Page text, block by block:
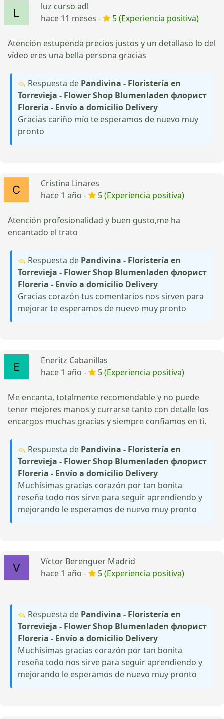
luz curso adl
hace 11 meses -
5 (Experiencia positiva)
Atención estupenda precios justos y un detallaso lo del
vídeo eres una bella persona gracias
Respuesta de Pandivina - Floristería en
Torrevieja - Flower Shop Blumenladen флорист
Floreria - Envío a domicilio Delivery
Gracias cariño mío te esperamos de nuevo muy
pronto
Cristina Linares
hace 1 año -
5 (Experiencia positiva)
Atención profesionalidad y buen gusto,me ha
encantado el trato
Respuesta de Pandivina - Floristería en
Torrevieja - Flower Shop Blumenladen флорист
Floreria - Envío a domicilio Delivery
Gracias corazón tus comentarios nos sirven para
mejorar te esperamos de nuevo muy pronto
Eneritz Cabanillas
hace 1 año -
5 (Experiencia positiva)
Me encanta, totalmente recomendable y no puede
tener mejores manos y currarse tanto con detalle los
encargos muchas gracias y siempre confiamos en ti.
Respuesta de Pandivina - Floristería en
Torrevieja - Flower Shop Blumenladen флорист
Floreria - Envío a domicilio Delivery
Muchísimas gracias corazón por tan bonita
reseña todo nos sirve para seguir aprendiendo y
mejorando le esperamos de nuevo muy pronto
Víctor Berenguer Madrid
hace 1 año -
5 (Experiencia positiva)
Respuesta de Pandivina - Floristería en
Torrevieja - Flower Shop Blumenladen флорист
Floreria - Envío a domicilio Delivery
Muchísimas gracias corazón por tan bonita
reseña todo nos sirve para seguir aprendiendo y
mejorando le esperamos de nuevo muy pronto